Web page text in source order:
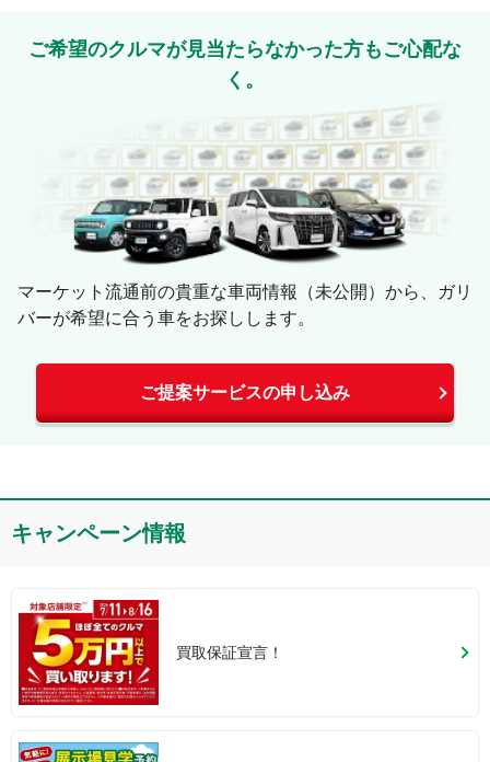
ご希望のクルマが見当たらなかった方もご心配な
く。
マーケット流通前の貴重な車両情報（未公開）から、ガリ
バーが希望に合う車をお探しします。
ご提案サービスの申し込み
キャンペーン情報
買取保証宣言！